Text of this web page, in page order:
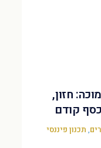
חזון,
קודם
, תכנון פיננסי